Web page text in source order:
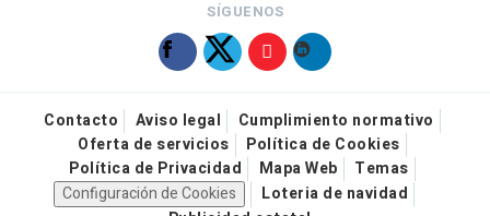
SÍGUENOS
Contacto Aviso legal
Cumplimiento normativo
Oferta de servicios
Política de Cookies
Política de Privacidad
Mapa Web
Temas
Configuración de Cookies
Loteria de navidad